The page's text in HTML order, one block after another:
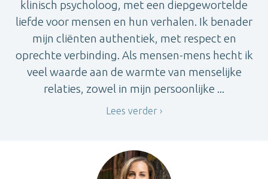
klinisch psycholoog, met een diepgewortelde
liefde voor mensen en hun verhalen. Ik benader
mijn cliënten authentiek, met respect en
oprechte verbinding. Als mensen-mens hecht ik
veel waarde aan de warmte van menselijke
relaties, zowel in mijn persoonlijke ...
Lees verder